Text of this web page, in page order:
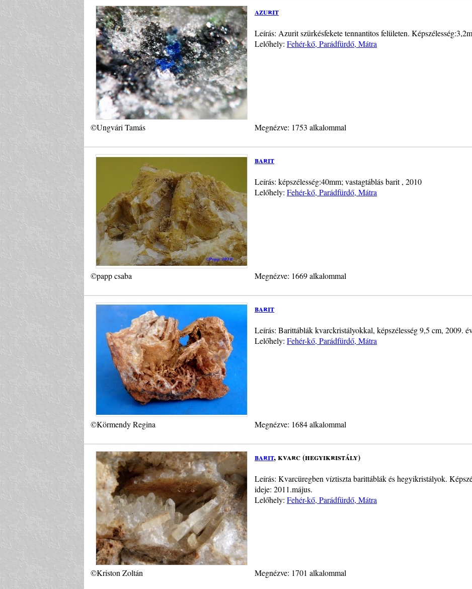
azurit
Leírás: Azurit szürkésfekete tennantitos felületen.
Lelőhely: Fehér-kő, Parádfürdő, Mátra
©Ungvári Tamás Megnézve: 1753 alkalommal
barit
Leírás: képszélesség:40mm; vastagtáblás barit , 2010
Lelőhely: Fehér-kő, Parádfürdő, Mátra
©papp csaba Megnézve: 1669 alkalommal
barit
Leírás: Barittáblák kvarckristályokkal, képszélesség 9,5 cm, 2009.
Lelőhely: Fehér-kő, Parádfürdő, Mátra
©Körmendy Regina Megnézve: 1684 alkalommal
barit, kvarc (hegyikristály)
Leírás: Kvarcüregben víztiszta barittáblák és hegyikristályok.
ideje: 2011.május.
Lelőhely: Fehér-kő, Parádfürdő, Mátra
©Kriston Zoltán Megnézve: 1701 alkalommal